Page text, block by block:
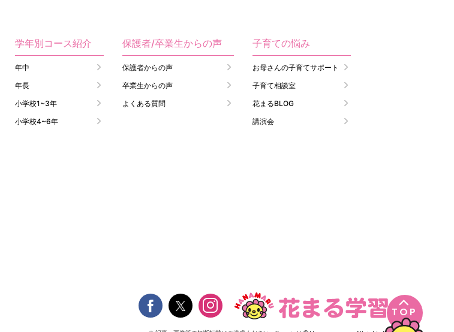
TOP
学年別コース紹介
年中
年長
小学校1~3年
小学校4~6年
保護者/卒業生からの声
保護者からの声
卒業生からの声
よくある質問
子育ての悩み
お母さんの子育てサポート
子育て相談室
花まるBLOG
講演会
 